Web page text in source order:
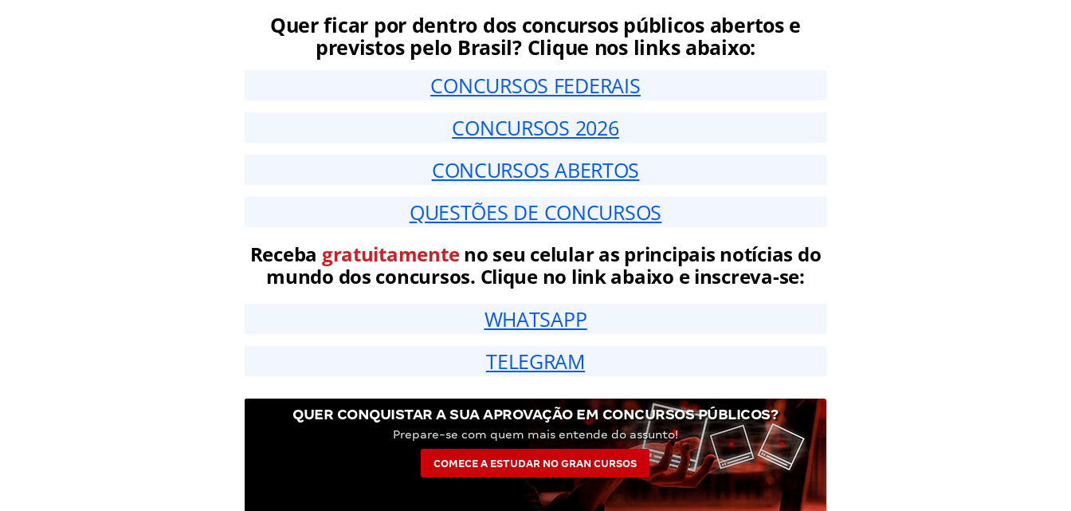
Quer ficar por dentro dos concursos públicos abertos e
previstos pelo Brasil? Clique nos links abaixo:
CONCURSOS FEDERAIS
CONCURSOS 2026
CONCURSOS ABERTOS
QUESTÕES DE CONCURSOS
Receba gratuitamenteno seu celular as principais notícias do
mundo dos concursos. Clique no link abaixo e inscreva-se:
WHATSAPP
TELEGRAM
QUER CONQUISTAR A SUA APROVAÇÃO EM CONCURSOS PÚBLICOS?
Prepare-se com quem mais entende do assunto!
COMECE A ESTUDAR NO GRAN CURSOS